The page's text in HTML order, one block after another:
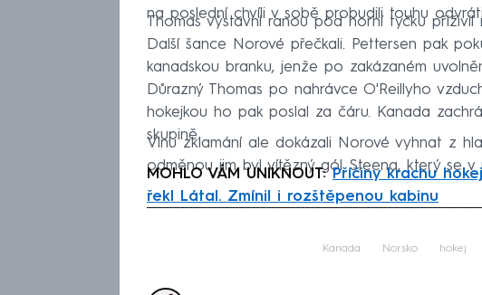
na poslední chvíli v sobě probudili touhu
Thomas výstavní ranou pod horní tyčku přiživil
Další šance Norové přečkali. Pettersen pak
kanadskou branku, jenže po zakázaném
Důrazný Thomas po nahrávce O'Reillyho
hokejkou ho pak poslal za čáru. Kanada
skupině.
Vlnu zklamání ale dokázali Norové vyhnat z
odměnou jim byl vítězný gól Steena, který se v
MOHLO VÁM UNIKNOUT:Příčiny krachu
řekl Látal. Zmínil i rozštěpenou kabinu
Kanada Norsko hokej